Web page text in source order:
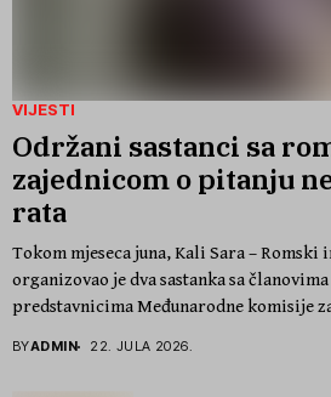
VIJESTI
Održani sastanci sa
zajednicom o pitanju
rata
Tokom mjeseca juna, Kali Sara –
organizovao je dva sastanka sa
predstavnicima Međunarodne komisije
BYADMIN 22. JULA 2026.